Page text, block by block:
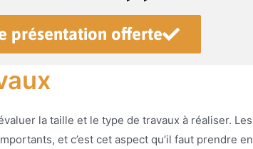
présentation offerte
la taille et le type de travaux à réaliser. Les
et c’est cet aspect qu’il faut prendre en